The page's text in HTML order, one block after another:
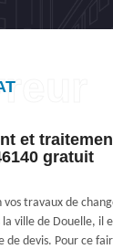
et
gratuit
vos travaux de
ville de Douelle, il
de devis. Pour ce